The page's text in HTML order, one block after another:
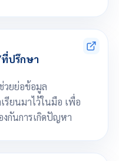
กำหนดครูผู้สอนแต่ละรายวิชา
กำหนดครูที่ปรึกษาแต่ละชั้นเรียน
จัดการตารางเรียน/ตารางสอน
การรูปแบบโครงสร้างคะแนนเก็บ
กรายงาน ตารางเรียน/ตารางสอน
ายงานการตัดเกรดครูผู้สอนทั้งหมด
นแบบภาคเรียน ปีการศึกษา ฯลฯ
ก็บ, จำนวนนักเรียนที่มารายงาน
หมด
ปรึกษา
วยย่อข้อมูล
รียนมาไว้ในมือ เพื่อ
งกันการเกิดปัญหา
บผิดชอบ